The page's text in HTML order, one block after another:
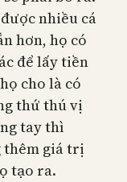
nhiều cá
hơn, họ có
để lấy tiền
cho là có
thứ thú vị
tay thì
thêm giá trị
tạo ra.